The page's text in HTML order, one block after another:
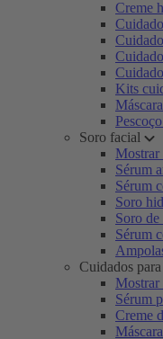
Creme
Kits
Soro facial
Mostrar
Sérum
Sérum
Soro
Soro
Sérum
Cuidados
Mostrar
Sérum
Creme